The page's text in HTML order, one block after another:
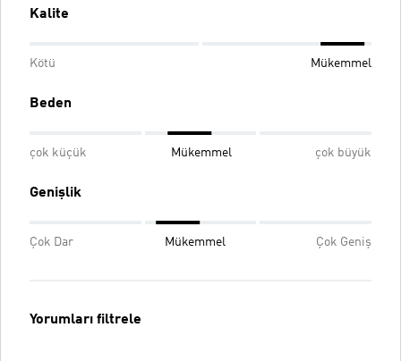
Kalite
Kötü Mükemmel
Beden
çok küçük Mükemmel çok büyük
Genişlik
Çok Dar Mükemmel Çok Geniş
Yorumları filtrele